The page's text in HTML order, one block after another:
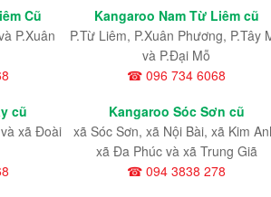
Cũ
P.Xuân
Kangaroo Nam Từ Liêm cũ
P.Từ Liêm, P.Xuân Phương, P.Tây
và P.Đại Mỗ
☎ 096 734 6068
cũ
xã Đoài
Kangaroo Sóc Sơn cũ
xã Sóc Sơn, xã Nội Bài, xã Kim
xã Đa Phúc và xã Trung Giã
☎ 094 3838 278